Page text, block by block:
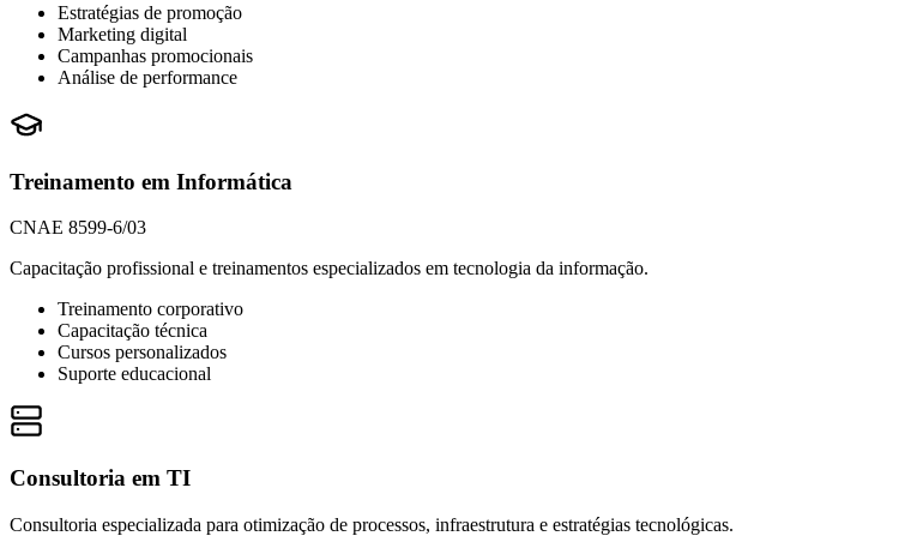
Estratégias de promoção
Marketing digital
Campanhas promocionais
Análise de performance
Treinamento em Informática
CNAE 8599-6/03
Capacitação profissional e treinamentos especializados em tecnologia da informação.
Treinamento corporativo
Capacitação técnica
Cursos personalizados
Suporte educacional
Consultoria em TI
Consultoria especializada para otimização de processos, infraestrutura e estratégias tecnológicas.